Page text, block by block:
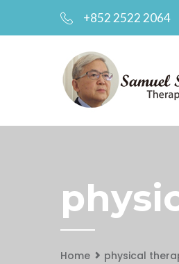
+852 2522 2064
Home physical